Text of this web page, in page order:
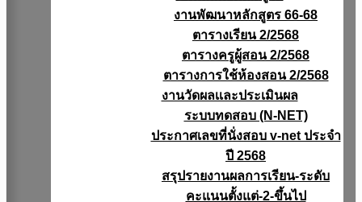
งานพัฒนาหลักสูตร 66-68
ตารางเรียน 2/2568
ตารางครูผู้สอน 2/2568
ตารางการใช้ห้องสอน 2/2568
งานวัดผลเเละประเมินผล
ระบบทดสอบ (N-NET)
ประกาศเลขที่นั่งสอบ v-net ประจำ
ปี 2568
สรุปรายงานผลการเรียน-ระดับ
คะแนนตั้งแต่-2-ขึ้นไป